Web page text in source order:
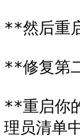
**然后重
**修复第
**重启你
理员清单